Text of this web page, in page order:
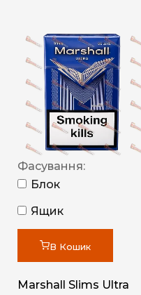
Фасування:
Блок
Ящик
В Кошик
Marshall Slims Ultra